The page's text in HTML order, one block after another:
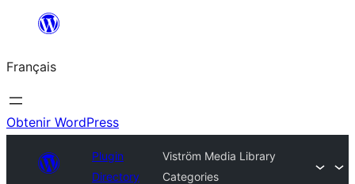
contenu
Français
Obtenir WordPress
Plugin
Directory
Viström Media Library
Categories